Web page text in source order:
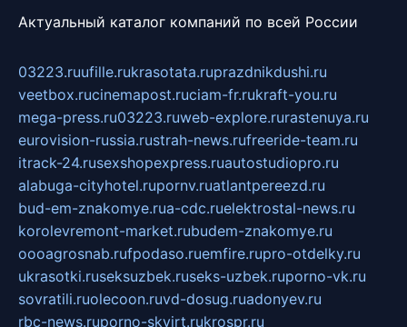
Актуальный каталог компаний по всей России
03223.ruufille.rukrasotata.ruprazdnikdushi.ru
veetbox.rucinemapost.ruciam-fr.rukraft-you.ru
mega-press.ru03223.ruweb-explore.rurastenuya.ru
eurovision-russia.rustrah-news.rufreeride-team.ru
itrack-24.rusexshopexpress.ruautostudiopro.ru
alabuga-cityhotel.rupornv.ruatlantpereezd.ru
bud-em-znakomye.rua-cdc.ruelektrostal-news.ru
korolevremont-market.rubudem-znakomye.ru
oooagrosnab.rufpodaso.ruemfire.rupro-otdelky.ru
ukrasotki.ruseksuzbek.ruseks-uzbek.ruporno-vk.ru
sovratili.ruolecoon.ruvd-dosug.ruadonyev.ru
rbc-news.ruporno-skvirt.rukrospr.ru